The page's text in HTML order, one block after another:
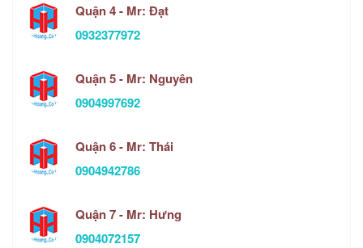
Quận 4 - Mr: Đạt
0932377972
Quận 5 - Mr: Nguyên
0904997692
Quận 6 - Mr: Thái
0904942786
Quận 7 - Mr: Hưng
0904072157